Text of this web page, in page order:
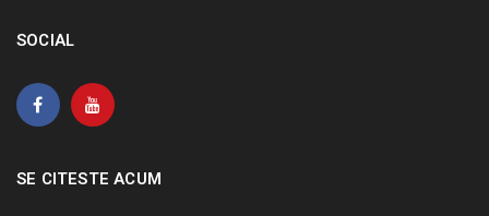
SOCIAL
SE CITESTE ACUM